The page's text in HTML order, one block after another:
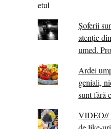
Șoferii
atenție
umed.
Ardei
geniali,
sunt fără
VIDEO//